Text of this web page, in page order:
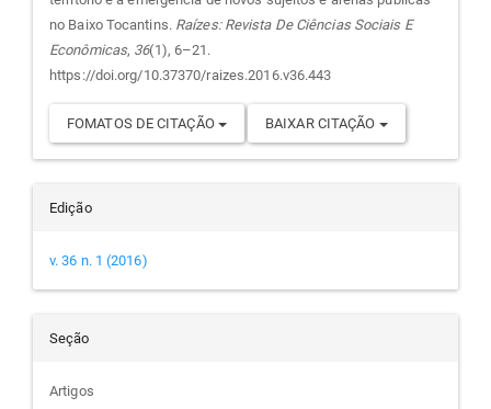
artigo
no Baixo Tocantins. Raízes: Revista De Ciências Sociais E
Econômicas, 36(1), 6–21.
https://doi.org/10.37370/raizes.2016.v36.443
FOMATOS DE CITAÇÃO BAIXAR CITAÇÃO
Edição
v. 36 n. 1 (2016)
Seção
Artigos